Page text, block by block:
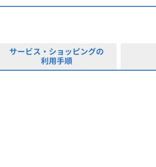
す。
サービス・ショッピングの
利用手順